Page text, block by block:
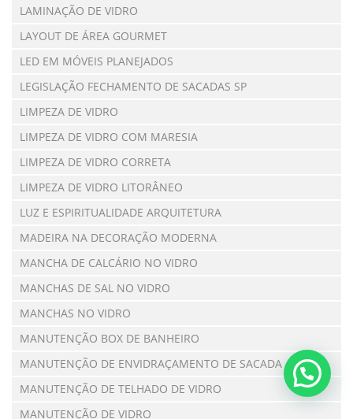
LAMINAÇÃO DE VIDRO
LAYOUT DE ÁREA GOURMET
LED EM MÓVEIS PLANEJADOS
LEGISLAÇÃO FECHAMENTO DE SACADAS SP
LIMPEZA DE VIDRO
LIMPEZA DE VIDRO COM MARESIA
LIMPEZA DE VIDRO CORRETA
LIMPEZA DE VIDRO LITORÂNEO
LUZ E ESPIRITUALIDADE ARQUITETURA
MADEIRA NA DECORAÇÃO MODERNA
MANCHA DE CALCÁRIO NO VIDRO
MANCHAS DE SAL NO VIDRO
MANCHAS NO VIDRO
MANUTENÇÃO BOX DE BANHEIRO
MANUTENÇÃO DE ENVIDRAÇAMENTO DE SACADA
MANUTENÇÃO DE TELHADO DE VIDRO
MANUTENÇÃO DE VIDRO